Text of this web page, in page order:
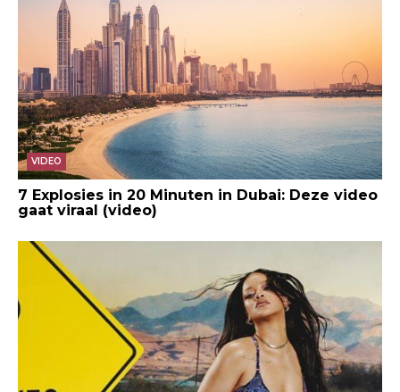
VIDEO
7 Explosies in 20 Minuten in Dubai: Deze video
gaat viraal (video)